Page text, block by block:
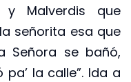
Malverdis que
señorita esa que
Señora se bañó,
la calle”. Ida a